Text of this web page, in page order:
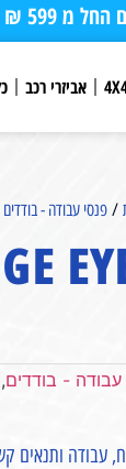
מ 599 ₪
אביזרי רכב
/ פנסי עבודה - בודדים
עבודה - בודדים,
עבודה ותנאים